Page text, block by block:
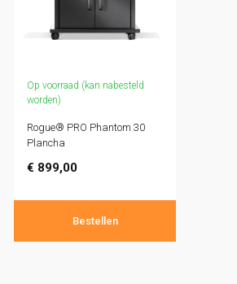
Op voorraad (kan nabesteld
worden)
Rogue® PRO Phantom 30
Plancha
€ 899,00
Bestellen